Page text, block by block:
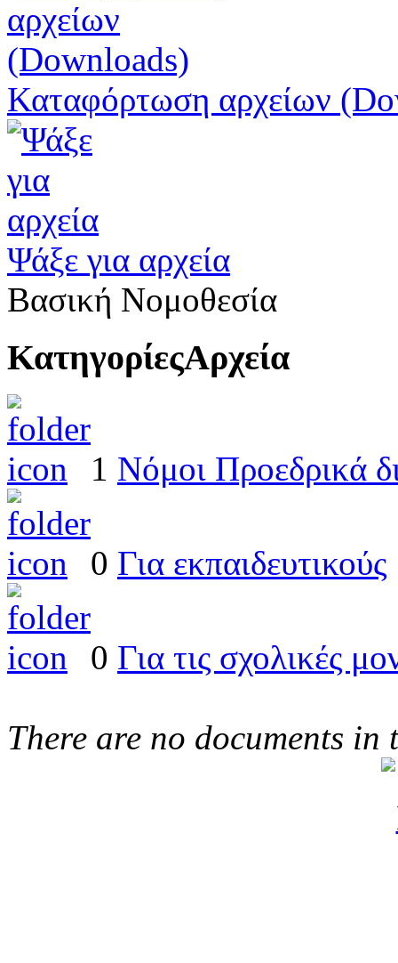
Καταφόρτωση αρχείων
Ψάξε για αρχεία
Βασική Νομοθεσία
ΚατηγορίεςΑρχεία
1 Νόμοι Προεδρικά
0 Για εκπαιδευτικούς
0 Για τις σχολικές
There are no documents in